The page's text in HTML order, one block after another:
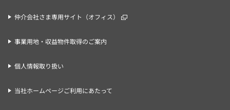
仲介会社さま専用サイト（オフィス）
事業用地・収益物件取得のご案内
個人情報取り扱い
当社ホームページご利用にあたって